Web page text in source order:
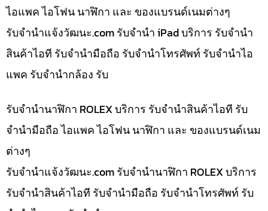
ไอแพค ไอโฟน นาฬิกา และ ของแบรนด์เนมต่างๆ
รับจํานําแจ้งวัฒนะ.com รับจำนำ iPad บริการ รับจำนำ
สินค้าไอที รับจำนำมือถือ รับจำนำโทรศัพท์ รับจำนำไอ
แพค รับจำนำกล้อง รับ
รับจำนำนาฬิกา ROLEX บริการ รับจำนำสินค้าไอที รับ
จำนำมือถือ ไอแพค ไอโฟน นาฬิกา และ ของแบรนด์เนม
ต่างๆ
รับจํานําแจ้งวัฒนะ.com รับจำนำนาฬิกา ROLEX บริการ
รับจำนำสินค้าไอที รับจำนำมือถือ รับจำนำโทรศัพท์ รับ